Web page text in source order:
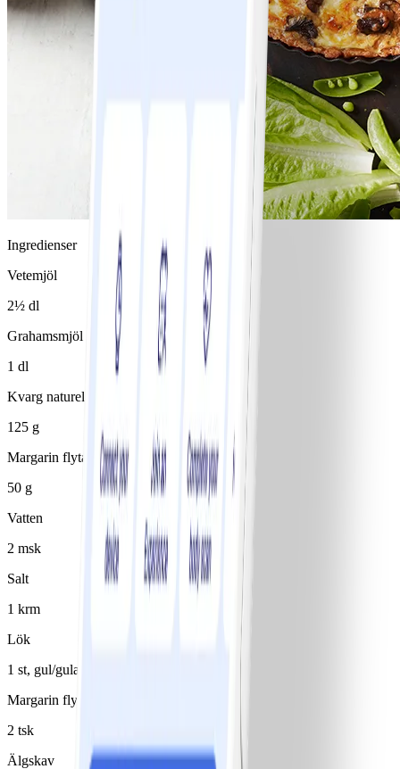
Ingredienser
Vetemjöl
2½ dl
Grahamsmjöl
1 dl
Kvarg naturell 1%
125 g
Margarin flytande 80%
50 g
Vatten
2 msk
Salt
1 krm
Lök
1 st, gul/gula
Margarin flytande 80%
2 tsk
Älgskav